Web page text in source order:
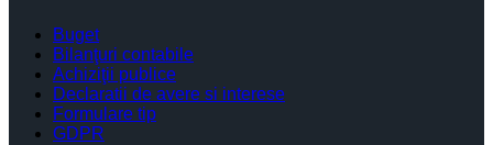
Buget
Bilanţuri contabile
Achiziţii publice
Declaratii de avere si interese
Formulare tip
GDPR